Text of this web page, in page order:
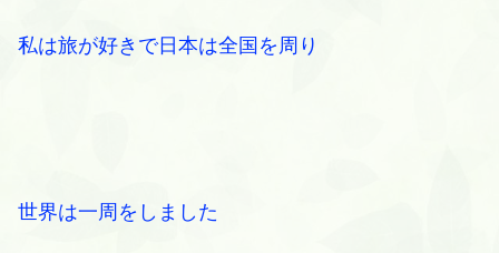
私は旅が好きで日本は全国を周り
世界は一周をしました